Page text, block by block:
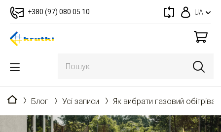
+380 (97) 080 05 10 UA
Головна
Блог Усі записи Як вибрати газовий